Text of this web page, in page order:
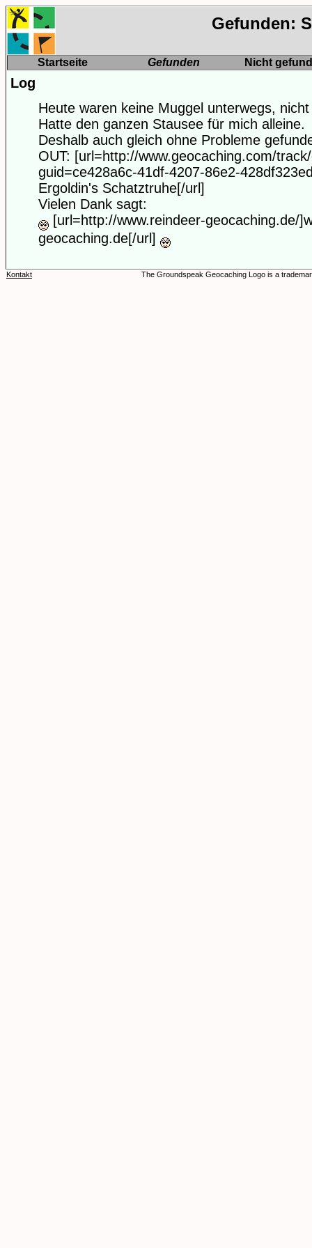
Gefunden:
Startseite Gefunden Nicht
Log
Heute waren keine Muggel unterwegs,
Hatte den ganzen Stausee für mich alleine.
Deshalb auch gleich ohne Probleme
OUT: [url=http://www.geocaching.com/
guid=ce428a6c-41df-4207-86e2-
Ergoldin's Schatztruhe[/url]
Vielen Dank sagt:
[url=http://www.reindeer-geocaching.de/
geocaching.de[/url]
Kontakt The Groundspeak Geocaching Logo is a